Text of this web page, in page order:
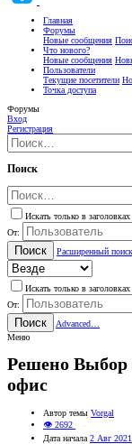
Главная
Форумы
Новые сообщения
Что нового?
Новые сообщения
Пользователи
Текущие посетители
Точка доступа
Форумы
Вход
Регистрация
Поиск
Искать только в заголовках
От:
Поиск Расширенный
Искать только в заголовках
От:
Поиск
Advanced…
Меню
Решено Выбор
офис
Автор темы Vorgal
👁 2692
Дата начала 2 Авг 2021